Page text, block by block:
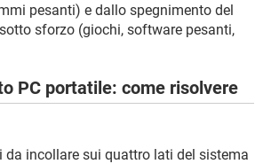
pesanti) e dallo spegnimento del
sforzo (giochi, software pesanti,
PC portatile: come risolvere
da incollare sui quattro lati del sistema